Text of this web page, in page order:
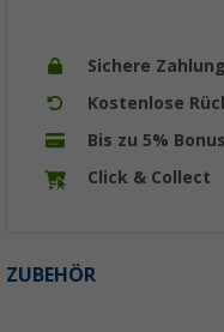
Sichere
Kostenlose
Bis zu 5%
Click & Collect
ZUBEHÖR